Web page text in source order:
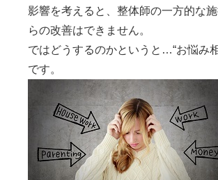
影響を考えると、整体師の一方的な
らの改善はできません。
ではどうするのかというと…“お悩み
です。